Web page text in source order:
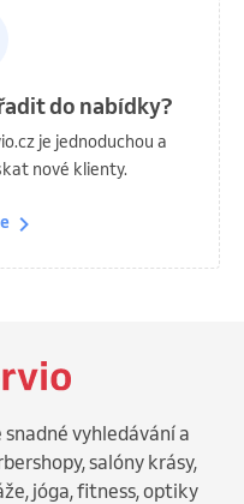
do nabídky?
je jednoduchou a
nové klienty.
vyhledávání a
salóny krásy,
jóga, fitness, optiky